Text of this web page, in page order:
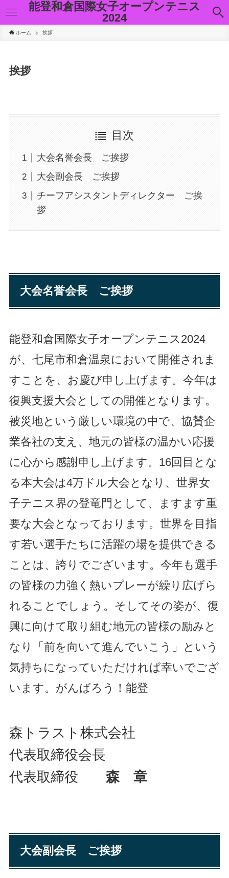
能登和倉国際女子オープンテニス
2024
ホーム 挨拶
挨拶
目次
大会名誉会長 ご挨拶
大会副会長 ご挨拶
チーフアシスタントディレクター ご挨
拶
大会名誉会長 ご挨拶
能登和倉国際女子オープンテニス2024
が、七尾市和倉温泉において開催されま
すことを、お慶び申し上げます。今年は
復興支援大会としての開催となります。
被災地という厳しい環境の中で、協賛企
業各社の支え、地元の皆様の温かい応援
に心から感謝申し上げます。16回目とな
る本大会は4万ドル大会となり、世界女
子テニス界の登竜門として、ますます重
要な大会となっております。世界を目指
す若い選手たちに活躍の場を提供できる
ことは、誇りでございます。今年も選手
の皆様の力強く熱いプレーが繰り広げら
れることでしょう。そしてその姿が、復
興に向けて取り組む地元の皆様の励みと
なり「前を向いて進んでいこう」という
気持ちになっていただければ幸いでござ
います。がんばろう！能登
森トラスト株式会社
代表取締役会長
代表取締役 森 章
大会副会長 ご挨拶